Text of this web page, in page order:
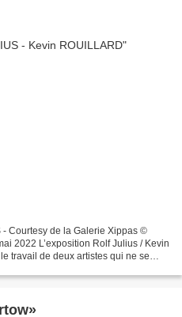
Courtesy de la Galerie Xippas ©
2022 L’exposition Rolf Julius / Kevin
travail de deux artistes qui ne se